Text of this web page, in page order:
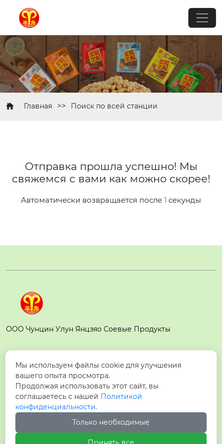
Главная >> Поиск по всей станции
Отправка прошла успешно! Мы
свяжемся с вами как можно скорее!
Автоматически возвращается после 1 секунды
ООО Чунцин Улун Янцзяо Соевые Продукты
Контакты

№ 72, Юаньцюйская восточная дорога,
поселок Байма, район Улун, город Чунцин
+86-23-63673227
Мы используем файлы cookie для улучшения
вашего опыта просмотра.
Продолжая использовать этот сайт, вы
соглашаетесь с нашей Политикой
конфиденциальности.
Только необходимые